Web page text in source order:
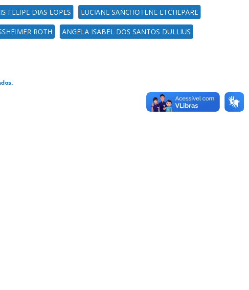
FELIPE DIAS LOPES LUCIANE SANCHOTENE ETCHEPARE
ROTH ANGELA ISABEL DOS SANTOS DULLIUS